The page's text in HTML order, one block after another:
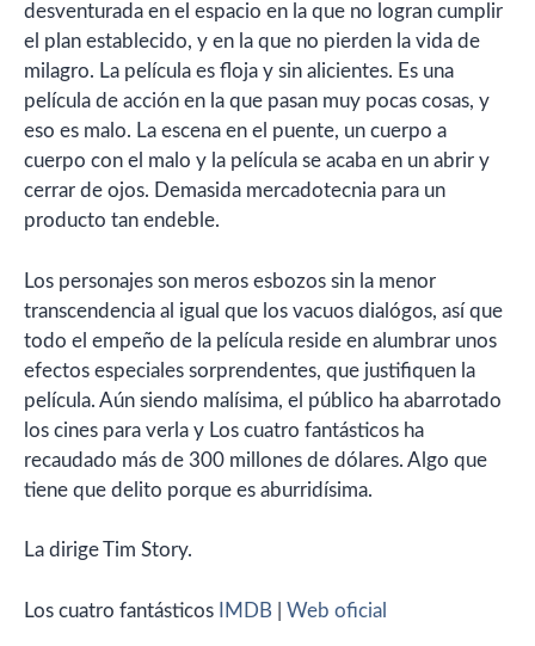
desventurada en el espacio en la que no logran cumplir
el plan establecido, y en la que no pierden la vida de
milagro. La película es floja y sin alicientes. Es una
película de acción en la que pasan muy pocas cosas, y
eso es malo. La escena en el puente, un cuerpo a
cuerpo con el malo y la película se acaba en un abrir y
cerrar de ojos. Demasida mercadotecnia para un
producto tan endeble.
Los personajes son meros esbozos sin la menor
transcendencia al igual que los vacuos dialógos, así que
todo el empeño de la película reside en alumbrar unos
efectos especiales sorprendentes, que justifiquen la
película. Aún siendo malísima, el público ha abarrotado
los cines para verla y Los cuatro fantásticos ha
recaudado más de 300 millones de dólares. Algo que
tiene que delito porque es aburridísima.
La dirige Tim Story.
Los cuatro fantásticos IMDB Web oficial